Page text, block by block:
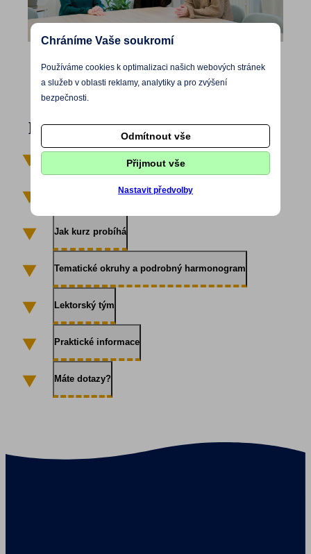
Podrobnější informace:
Pro koho je kurz určen
Co vám kurz přinese
Jak kurz probíhá
Tematické okruhy a podrobný harmonogram
Lektorský tým
Praktické informace
Máte dotazy?
Chráníme Vaše soukromí
Používáme cookies k optimalizaci našich webových stránek
a služeb v oblasti reklamy, analytiky a pro zvýšení
bezpečnosti.
Odmítnout vše
Přijmout vše
Nastavit předvolby